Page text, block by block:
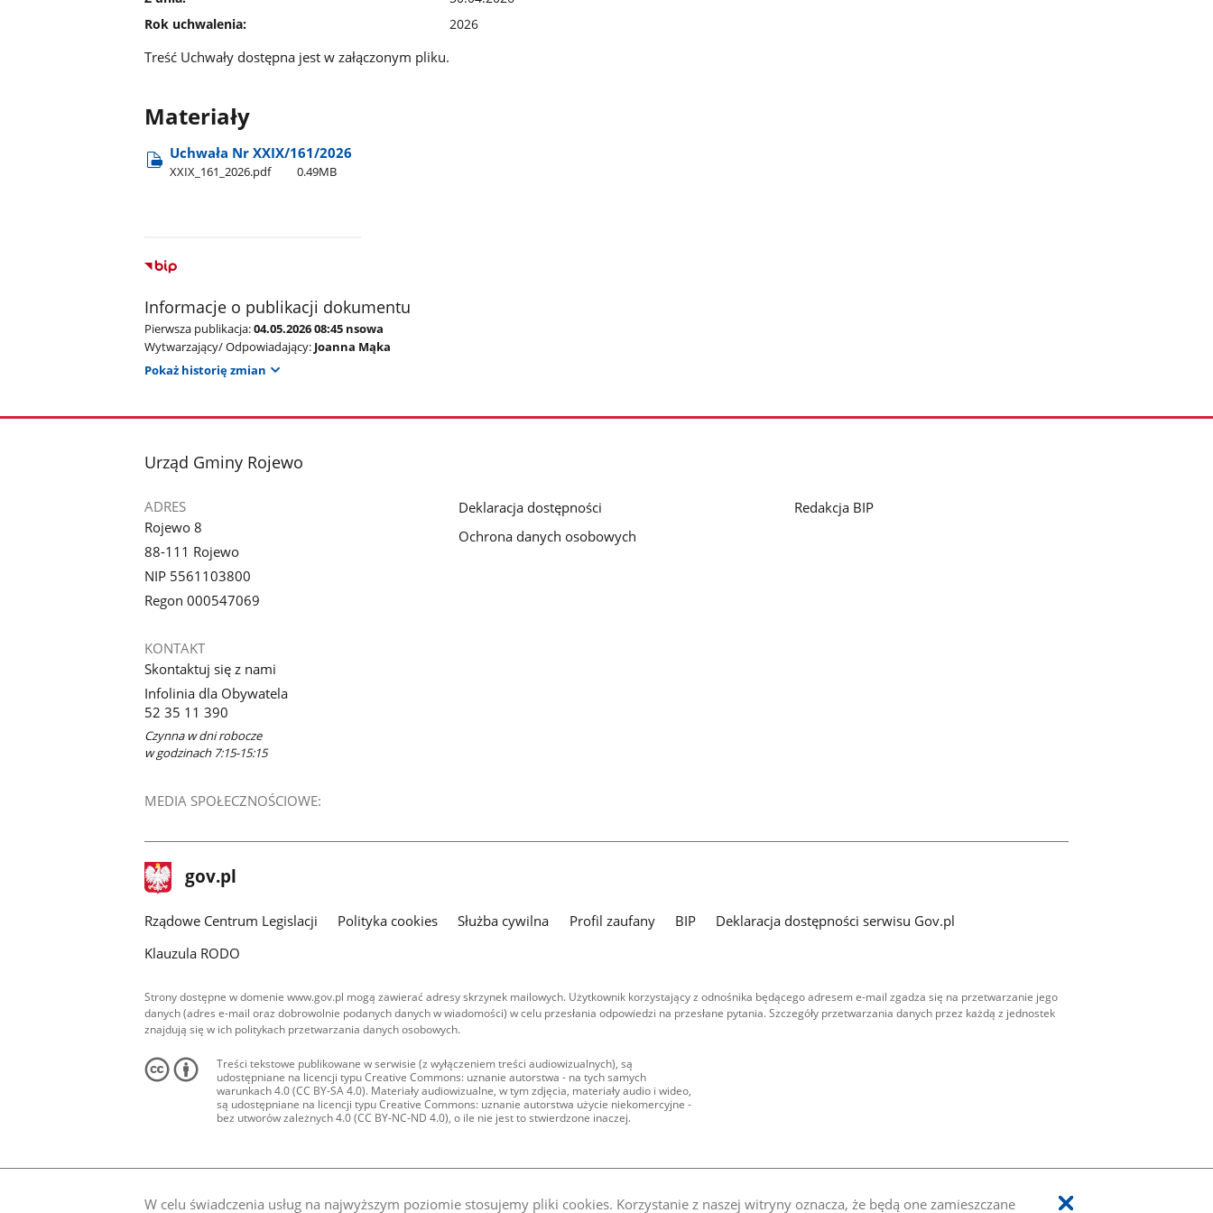
W celu świadczenia usług na najwyższym poziomie stosujemy pliki cookies. Korzystanie z naszej witryny oznacza, że będą one zamieszczane
Rok uchwalenia:
2026
Treść Uchwały dostępna jest w załączonym pliku.
Materiały
Uchwała Nr XXIX/161/2026
XXIX​_161​_2026.pdf 0.49MB
Informacje o publikacji dokumentu
Pierwsza publikacja:04.05.2026 08:45 nsowa
Wytwarzający/ Odpowiadający: Joanna Mąka
Pokaż historię zmian
stopka
Urząd Gminy Rojewo
ADRES
Rojewo 8
88-111 Rojewo
NIP 5561103800
Regon 000547069
KONTAKT
Skontaktuj się z nami
Infolinia dla Obywatela
52 35 11 390
Czynna w dni robocze
w godzinach 7:15-15:15
MEDIA SPOŁECZNOŚCIOWE:
Deklaracja dostępności
Ochrona danych osobowych
Redakcja BIP
stopka
gov.pl Strona
gov.pl
Rządowe Centrum Legislacji Polityka cookies Służba cywilna Profil zaufany BIP
Deklaracja dostępności serwisu Gov.pl
Klauzula RODO
Strony dostępne w domenie www.gov.pl mogą zawierać adresy skrzynek mailowych. Użytkownik korzystający z odnośnika będącego adresem e-mail zgadza się na przetwarzanie jego
danych (adres e-mail oraz dobrowolnie podanych danych w wiadomości) w celu przesłania odpowiedzi na przesłane pytania. Szczegóły przetwarzania danych przez każdą z jednostek
znajdują się w ich politykach przetwarzania danych osobowych.
Treści tekstowe publikowane w serwisie (z wyłączeniem treści audiowizualnych), są
udostępniane na licencji typu Creative Commons: uznanie autorstwa - na tych samych
warunkach 4.0 (CC BY-SA 4.0). Materiały audiowizualne, w tym zdjęcia, materiały audio i wideo,
są udostępniane na licencji typu Creative Commons: uznanie autorstwa użycie niekomercyjne -
bez utworów zależnych 4.0 (CC BY-NC-ND 4.0), o ile nie jest to stwierdzone inaczej.